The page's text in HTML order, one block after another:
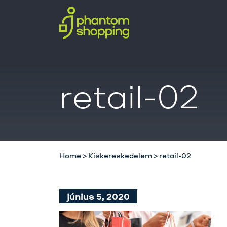
retail-02
Home> Kiskereskedelem> retail-02
június 5, 2020